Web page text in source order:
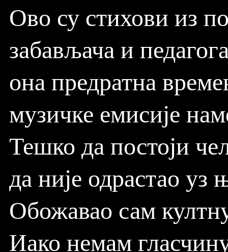
Ово су стихови из
забављача и
она предратна
музичке емисије
Тешко да постоји
да није одрастао уз
Обожавао сам
Иако немам